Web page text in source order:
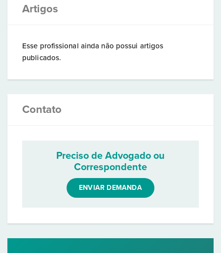
Artigos
Esse profissional ainda não possui artigos
publicados.
Contato
Preciso de Advogado ou
Correspondente
ENVIAR DEMANDA